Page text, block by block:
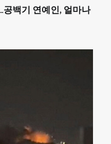
백기 연예인, 얼마나